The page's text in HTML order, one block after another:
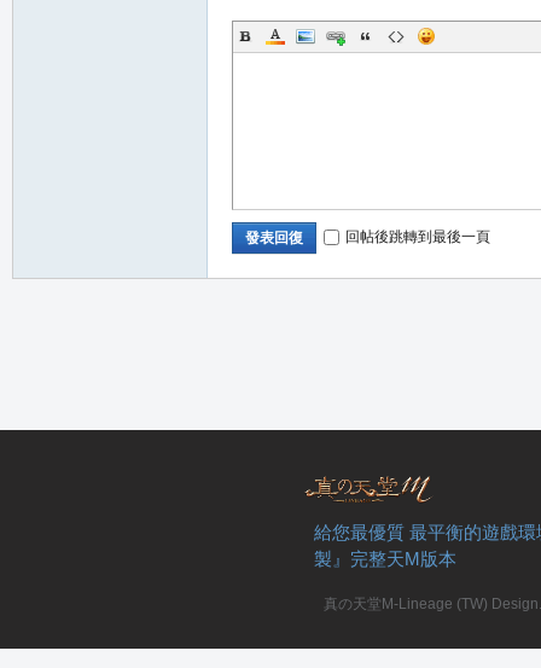
發表回復 回帖後跳轉到最後一頁
給您最優質 最平衡的遊戲
製』完整天M版本
真の天堂M-Lineage (TW)